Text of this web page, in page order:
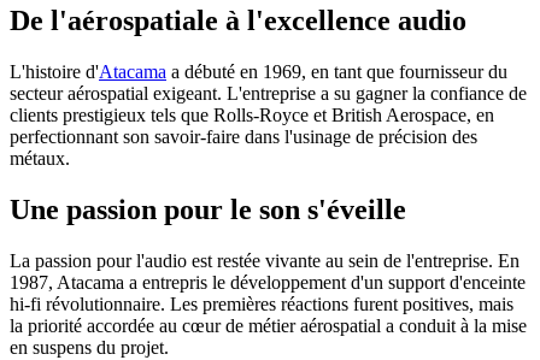
De l'aérospatiale à l'excellence audio
L'histoire d'Atacama a débuté en 1969, en tant que fournisseur du
secteur aérospatial exigeant. L'entreprise a su gagner la confiance de
clients prestigieux tels que Rolls-Royce et British Aerospace, en
perfectionnant son savoir-faire dans l'usinage de précision des
métaux.
Une passion pour le son s'éveille
La passion pour l'audio est restée vivante au sein de l'entreprise. En
1987, Atacama a entrepris le développement d'un support d'enceinte
hi-fi révolutionnaire. Les premières réactions furent positives, mais
la priorité accordée au cœur de métier aérospatial a conduit à la mise
en suspens du projet.